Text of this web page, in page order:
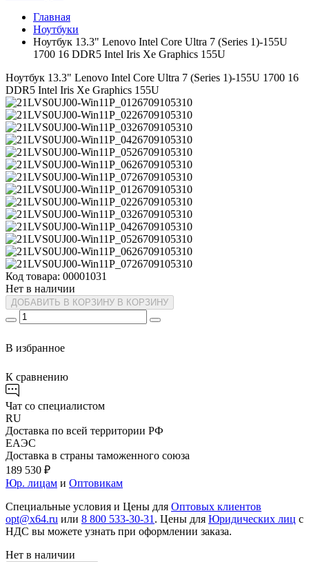
Главная
Ноутбуки
Ноутбук 13.3" Lenovo Intel Core Ultra 7 (Series 1)-155U
1700 16 DDR5 Intel Iris Xe Graphics 155U
Ноутбук 13.3" Lenovo Intel Core Ultra 7 (Series 1)-155U 1700 16
DDR5 Intel Iris Xe Graphics 155U
Код товара: 00001031
Нет в наличии
ДОБАВИТЬ В КОРЗИНУ В КОРЗИНУ
В избранное
К сравнению
Чат со специалистом
RU
Доставка по всей территории РФ
ЕАЭС
Доставка в страны таможенного союза
189 530 ₽
Юр. лицам и Оптовикам
Специальные условия и Цены для Оптовых клиентов
opt@x64.ru или 8 800 533-30-31 . Цены для Юридических лиц с
НДС вы можете узнать при оформлении заказа.
Нет в наличии